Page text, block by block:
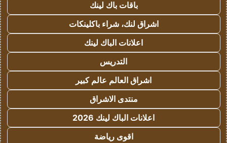
باقات باك لينك
اشراق لنك، شراء باكلينكات
اعلانات الباك لينك
التدريس
اشراق العالم عالم كبير
منتدى الاشراق
اعلانات الباك لينك 2026
اقوى رياضة